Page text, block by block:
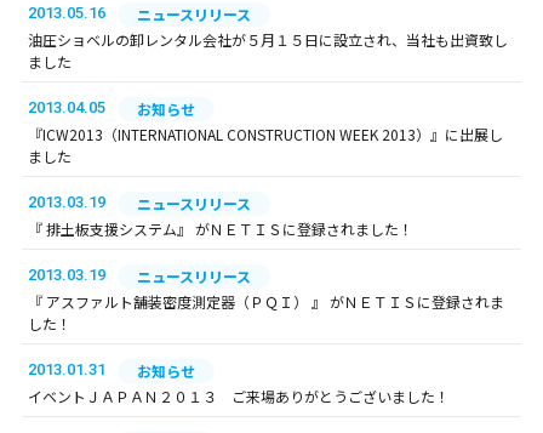
2013.05.16
ニュースリリース
油圧ショベルの卸レンタル会社が５月１５日に設立され、当社も出資致し
ました
2013.04.05
お知らせ
『ICW2013（INTERNATIONAL CONSTRUCTION WEEK 2013）』に出展し
ました
2013.03.19
ニュースリリース
『 排土板支援システム』 がＮＥＴＩＳに登録されました！
2013.03.19
ニュースリリース
『 アスファルト舗装密度測定器（ＰＱＩ） 』 がＮＥＴＩＳに登録されま
した！
2013.01.31
お知らせ
イベントＪＡＰＡＮ２０１３ ご来場ありがとうございました！